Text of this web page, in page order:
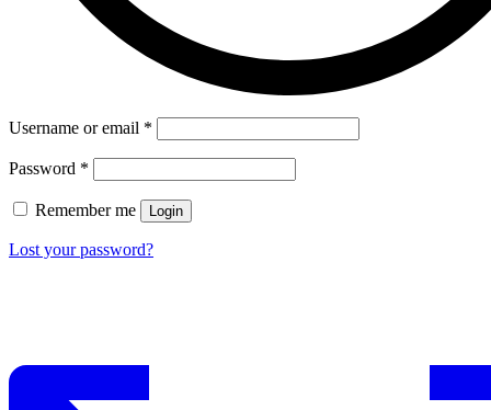
Username or email *
Password *
Remember me Login
Lost your password?